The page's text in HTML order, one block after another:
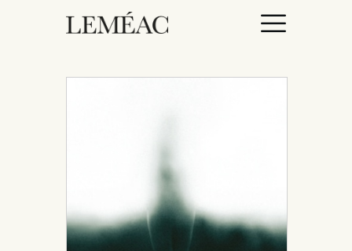
AUTEURICES